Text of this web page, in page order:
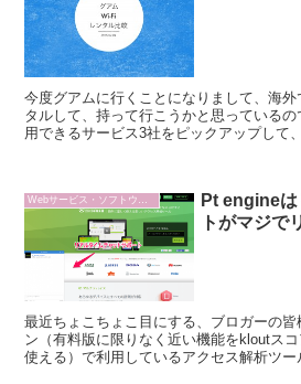
今度グアムに行くことになりまして、海
タルして、持って行こうかと思っているの
用できるサービス3社をピックアップして
Pt engine
トがマジで
最近ちょこちょこ目にする、ブロガーの
ン（有料版に限りなく近い機能をkloutス
使える）で利用しているアクセス解析ツー